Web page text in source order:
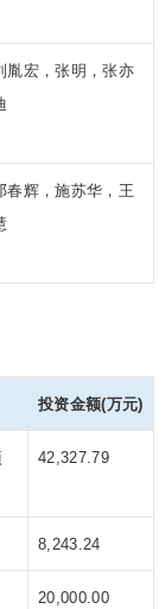
胤宏，张明，张亦
春辉，施苏华，王
投资金额(万元)
42,327.79
8,243.24
20,000.00